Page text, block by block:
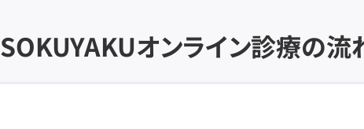
SOKUYAKUオンライン診療の流